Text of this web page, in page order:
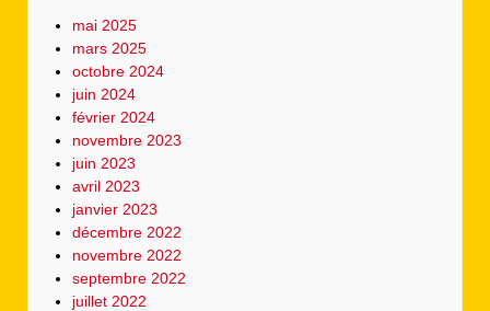
mai 2025
mars 2025
octobre 2024
juin 2024
février 2024
novembre 2023
juin 2023
avril 2023
janvier 2023
décembre 2022
novembre 2022
septembre 2022
juillet 2022